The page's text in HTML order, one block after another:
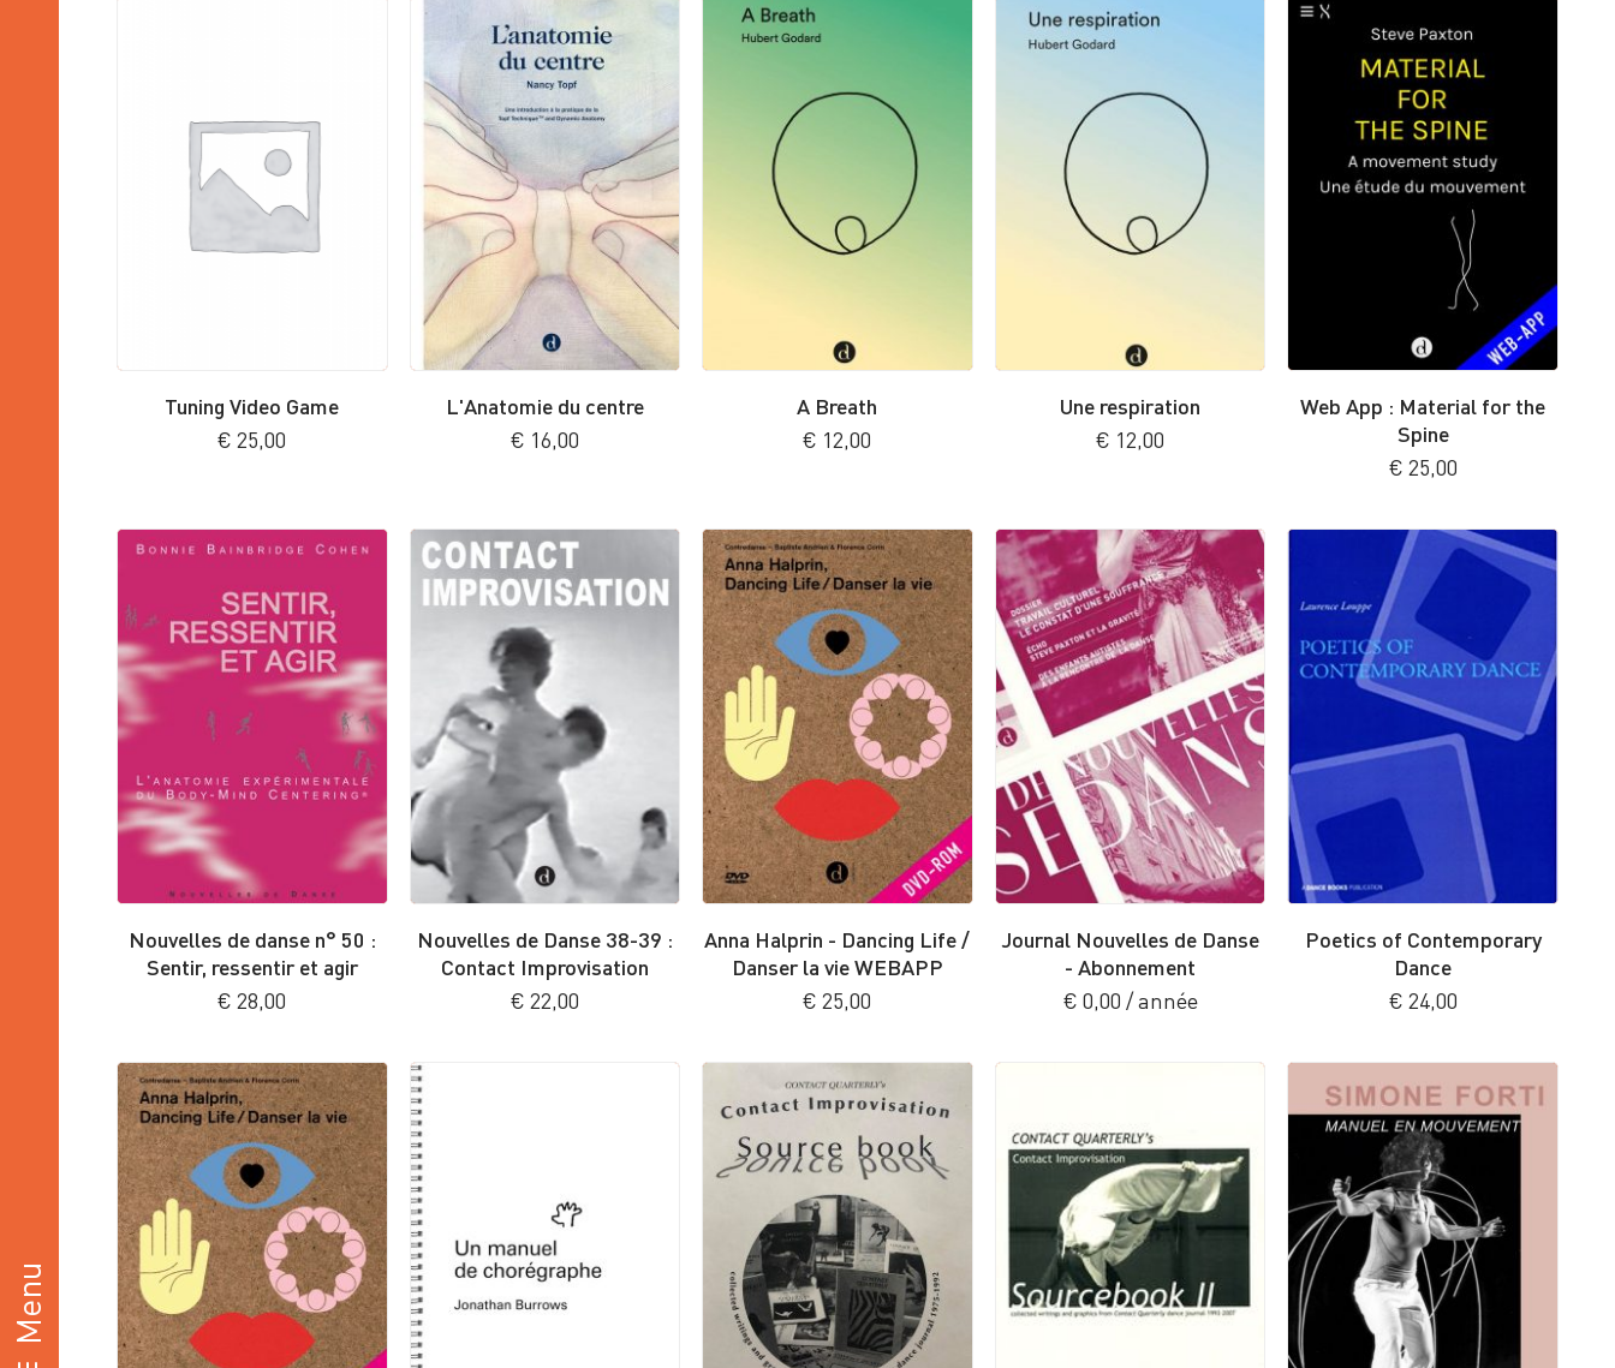
Tuning Video Game
€ 25,00
L'Anatomie du centre
€ 16,00
A Breath
€ 12,00
Une respiration
€ 12,00
Web App : Material for the
Spine
€ 25,00
Nouvelles de danse n° 50 :
Sentir, ressentir et agir
€ 28,00
Nouvelles de Danse 38-39 :
Contact Improvisation
€ 22,00
Anna Halprin - Dancing Life /
Danser la vie WEBAPP
€ 25,00
Journal Nouvelles de Danse
- Abonnement
€ 0,00 / année
Poetics of Contemporary
Dance
€ 24,00